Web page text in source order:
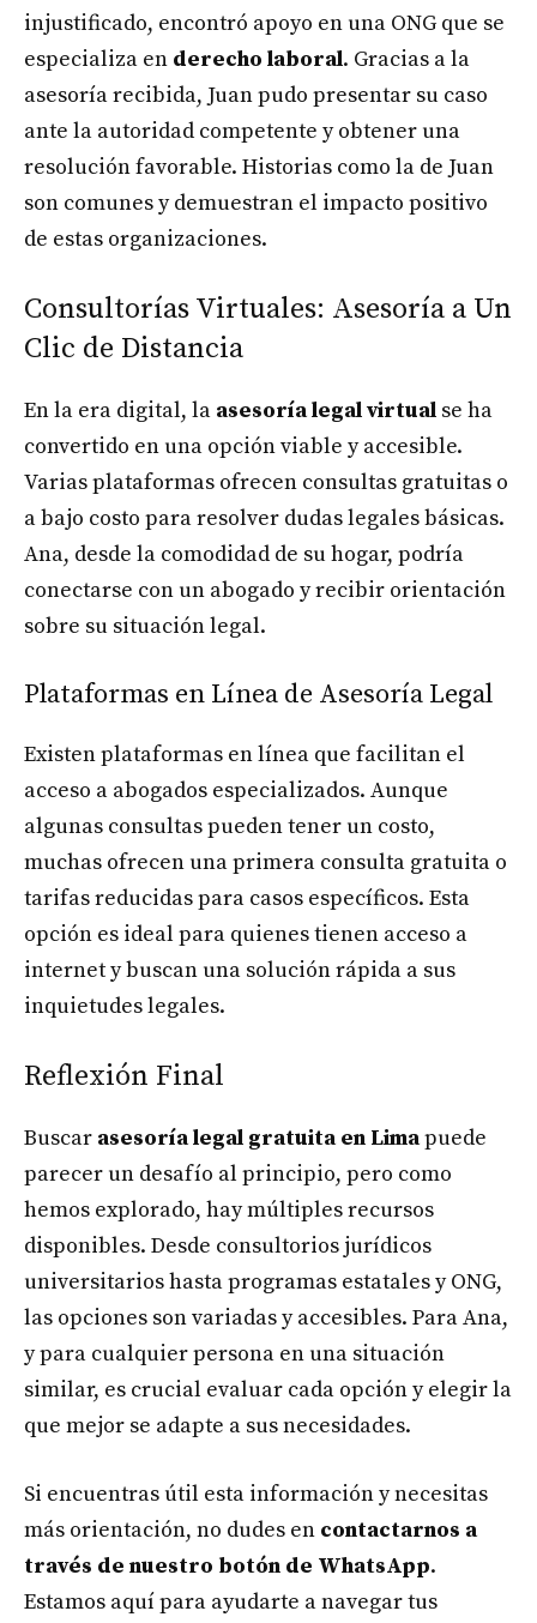
injustificado, encontró apoyo en una ONG que se
especializa en derecho laboral. Gracias a la
asesoría recibida, Juan pudo presentar su caso
ante la autoridad competente y obtener una
resolución favorable. Historias como la de Juan
son comunes y demuestran el impacto positivo
de estas organizaciones.
Consultorías Virtuales: Asesoría a Un
Clic de Distancia
En la era digital, la asesoría legal virtual se ha
convertido en una opción viable y accesible.
Varias plataformas ofrecen consultas gratuitas o
a bajo costo para resolver dudas legales básicas.
Ana, desde la comodidad de su hogar, podría
conectarse con un abogado y recibir orientación
sobre su situación legal.
Plataformas en Línea de Asesoría Legal
Existen plataformas en línea que facilitan el
acceso a abogados especializados. Aunque
algunas consultas pueden tener un costo,
muchas ofrecen una primera consulta gratuita o
tarifas reducidas para casos específicos. Esta
opción es ideal para quienes tienen acceso a
internet y buscan una solución rápida a sus
inquietudes legales.
Reflexión Final
Buscar asesoría legal gratuita en Limapuede
parecer un desafío al principio, pero como
hemos explorado, hay múltiples recursos
disponibles. Desde consultorios jurídicos
universitarios hasta programas estatales y ONG,
las opciones son variadas y accesibles. Para Ana,
y para cualquier persona en una situación
similar, es crucial evaluar cada opción y elegir la
que mejor se adapte a sus necesidades.
Si encuentras útil esta información y necesitas
más orientación, no dudes en contactarnos a
través de nuestro botón de WhatsApp.
Estamos aquí para ayudarte a navegar tus